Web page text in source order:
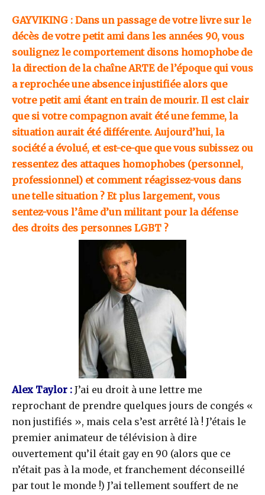
GAYVIKING : Dans un passage de votre livre sur le
décès de votre petit ami dans les années 90, vous
soulignez le comportement disons homophobe de
la direction de la chaîne ARTE de l’époque qui vous
a reprochée une absence injustifiée alors que
votre petit ami étant en train de mourir. Il est clair
que si votre compagnon avait été une femme, la
situation aurait été différente. Aujourd’hui, la
société a évolué, et est-ce-que que vous subissez ou
ressentez des attaques homophobes (personnel,
professionnel) et comment réagissez-vous dans
une telle situation ? Et plus largement, vous
sentez-vous l’âme d’un militant pour la défense
des droits des personnes LGBT ?
Alex Taylor : J’ai eu droit à une lettre me
reprochant de prendre quelques jours de congés «
non justifiés », mais cela s’est arrêté là ! J’étais le
premier animateur de télévision à dire
ouvertement qu’il était gay en 90 (alors que ce
n’était pas à la mode, et franchement déconseillé
par tout le monde !) J’ai tellement souffert de ne